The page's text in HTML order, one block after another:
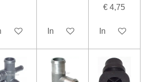
winkelwagenIn winkelwagen
€ 4,75
In